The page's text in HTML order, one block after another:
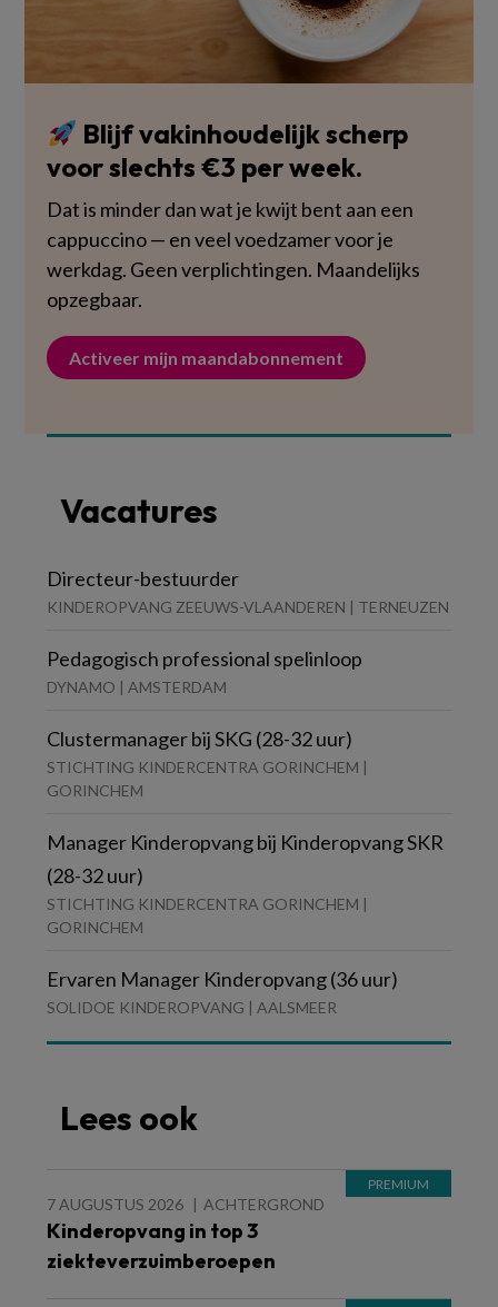
Blijf vakinhoudelijk scherp
voor slechts €3 per week.
Dat is minder dan wat je kwijt bent aan een
cappuccino — en veel voedzamer voor je
werkdag. Geen verplichtingen. Maandelijks
opzegbaar.
Activeer mijn maandabonnement
Vacatures
Directeur-bestuurder
KINDEROPVANG ZEEUWS-VLAANDEREN | TERNEUZEN
Pedagogisch professional spelinloop
DYNAMO | AMSTERDAM
Clustermanager bij SKG (28-32 uur)
STICHTING KINDERCENTRA GORINCHEM |
GORINCHEM
Manager Kinderopvang bij Kinderopvang SKR
(28-32 uur)
STICHTING KINDERCENTRA GORINCHEM |
GORINCHEM
Ervaren Manager Kinderopvang (36 uur)
SOLIDOE KINDEROPVANG | AALSMEER
Lees ook
7 AUGUSTUS 2026 ACHTERGROND
Kinderopvang in top 3
ziekteverzuimberoepen